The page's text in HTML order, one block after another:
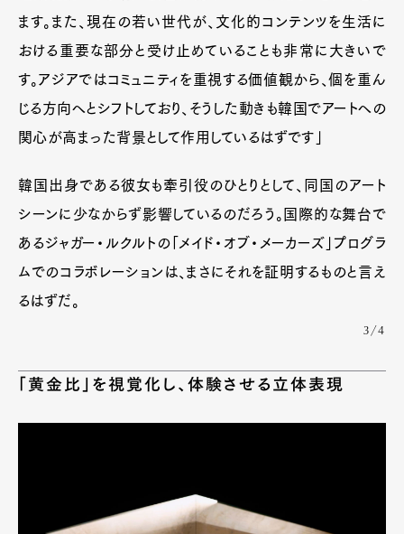
ます。また、現在の若い世代が、文化的コンテンツを生活に
おける重要な部分と受け止めていることも非常に大きいで
す。アジアではコミュニティを重視する価値観から、個を重ん
じる方向へとシフトしており、そうした動きも韓国でアートへの
関心が高まった背景として作用しているはずです」
韓国出身である彼女も牽引役のひとりとして、同国のアート
シーンに少なからず影響しているのだろう。国際的な舞台で
あるジャガー・ルクルトの「メイド・オブ・メーカーズ」プログラ
ムでのコラボレーションは、まさにそれを証明するものと言え
るはずだ。
3/4
「黄金比」を視覚化し、体験させる立体表現